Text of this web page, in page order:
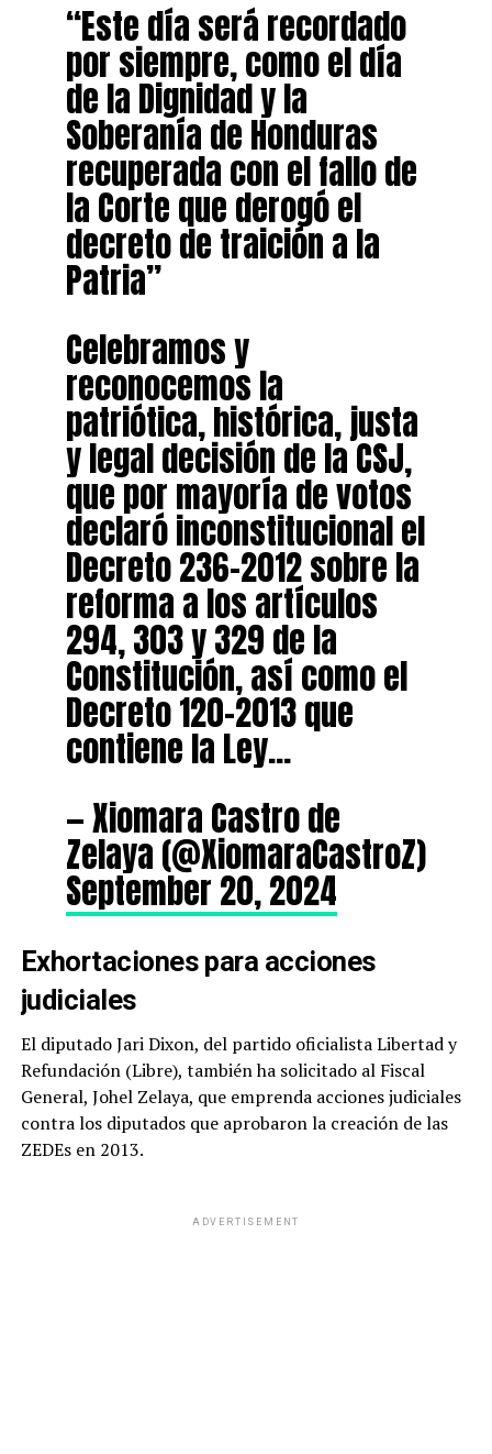
“Este día será recordado
por siempre, como el día
de la Dignidad y la
Soberanía de Honduras
recuperada con el fallo de
la Corte que derogó el
decreto de traición a la
Patria”
Celebramos y
reconocemos la
patriótica, histórica, justa
y legal decisión de la CSJ,
que por mayoría de votos
declaró inconstitucional el
Decreto 236-2012 sobre la
reforma a los artículos
294, 303 y 329 de la
Constitución, así como el
Decreto 120-2013 que
contiene la Ley…
— Xiomara Castro de
Zelaya (@XiomaraCastroZ)
September 20, 2024
Exhortaciones para acciones
judiciales
El diputado Jari Dixon, del partido oficialista Libertad y
Refundación (Libre), también ha solicitado al Fiscal
General, Johel Zelaya, que emprenda acciones judiciales
contra los diputados que aprobaron la creación de las
ZEDEs en 2013.
ADVERTISEMENT